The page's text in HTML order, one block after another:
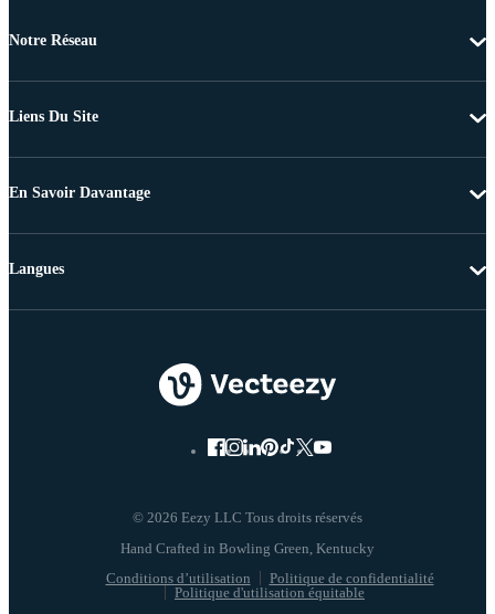
Notre Réseau
Liens Du Site
En Savoir Davantage
© 2026 Eezy LLC Tous droits réservés
Conditions d’utilisation
Politique de confidentialité
Politique d'utilisation équitable
Langues